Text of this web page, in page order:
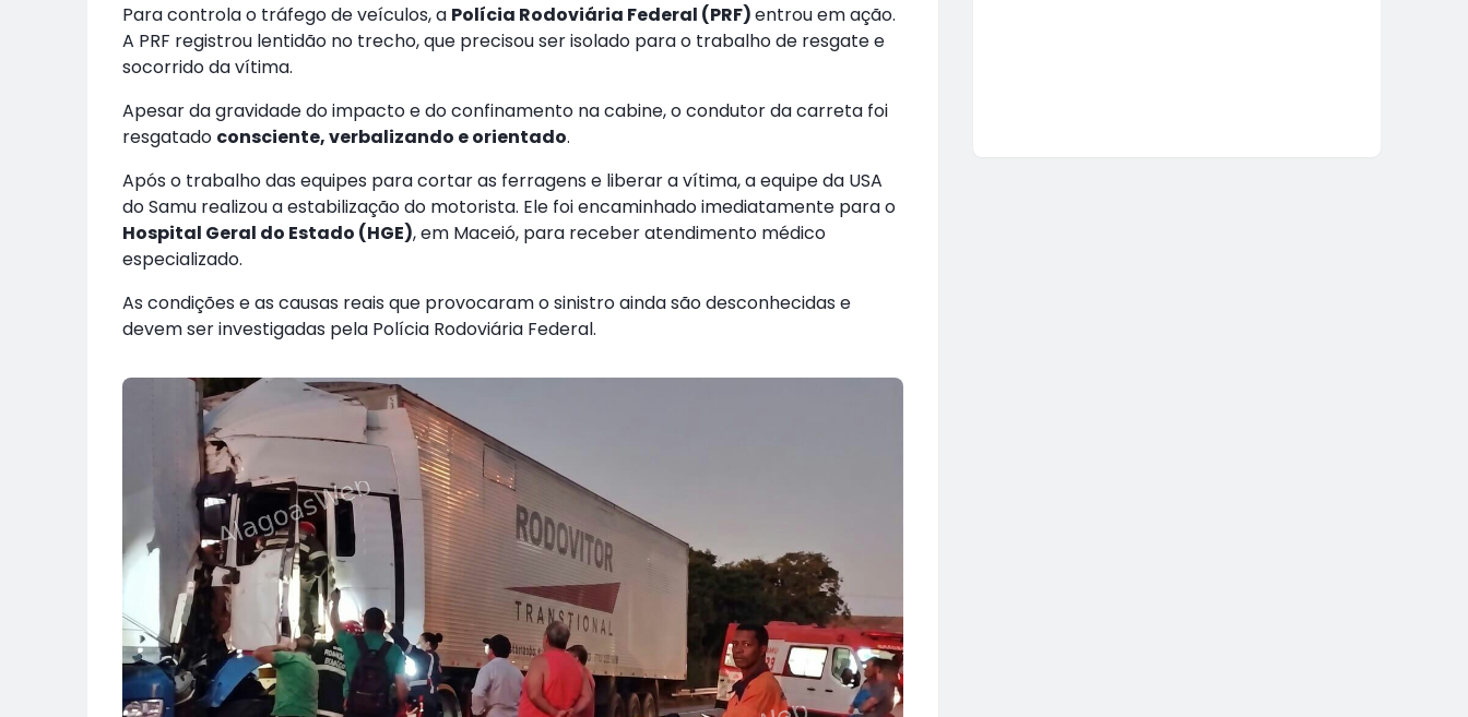
Para controla o tráfego de veículos, a Polícia Rodoviária Federal (PRF)entrou em ação.
A PRF registrou lentidão no trecho, que precisou ser isolado para o trabalho de resgate e
socorrido da vítima.
Apesar da gravidade do impacto e do confinamento na cabine, o condutor da carreta foi
resgatado consciente, verbalizando e orientado.
Após o trabalho das equipes para cortar as ferragens e liberar a vítima, a equipe da USA
do Samu realizou a estabilização do motorista. Ele foi encaminhado imediatamente para o
Hospital Geral do Estado (HGE), em Maceió, para receber atendimento médico
especializado.
As condições e as causas reais que provocaram o sinistro ainda são desconhecidas e
devem ser investigadas pela Polícia Rodoviária Federal.